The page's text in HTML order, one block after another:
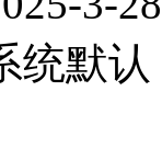
统默认